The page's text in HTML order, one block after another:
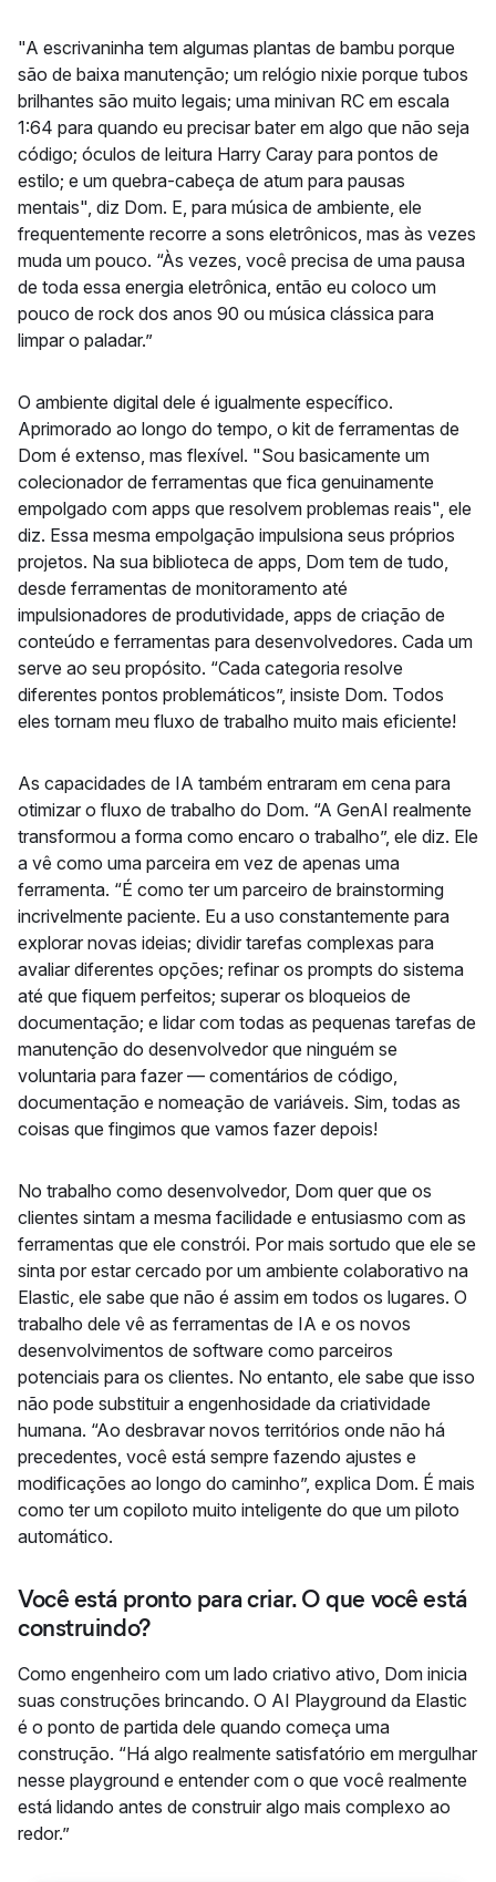
"A escrivaninha tem algumas plantas de bambu porque
são de baixa manutenção; um relógio nixie porque tubos
brilhantes são muito legais; uma minivan RC em escala
1:64 para quando eu precisar bater em algo que não seja
código; óculos de leitura Harry Caray para pontos de
estilo; e um quebra-cabeça de atum para pausas
mentais", diz Dom. E, para música de ambiente, ele
frequentemente recorre a sons eletrônicos, mas às vezes
muda um pouco. “Às vezes, você precisa de uma pausa
de toda essa energia eletrônica, então eu coloco um
pouco de rock dos anos 90 ou música clássica para
limpar o paladar.”
O ambiente digital dele é igualmente específico.
Aprimorado ao longo do tempo, o kit de ferramentas de
Dom é extenso, mas flexível. "Sou basicamente um
colecionador de ferramentas que fica genuinamente
empolgado com apps que resolvem problemas reais", ele
diz. Essa mesma empolgação impulsiona seus próprios
projetos. Na sua biblioteca de apps, Dom tem de tudo,
desde ferramentas de monitoramento até
impulsionadores de produtividade, apps de criação de
conteúdo e ferramentas para desenvolvedores. Cada um
serve ao seu propósito. “Cada categoria resolve
diferentes pontos problemáticos”, insiste Dom. Todos
eles tornam meu fluxo de trabalho muito mais eficiente!
As capacidades de IA também entraram em cena para
otimizar o fluxo de trabalho do Dom. “A GenAI realmente
transformou a forma como encaro o trabalho”, ele diz. Ele
a vê como uma parceira em vez de apenas uma
ferramenta. “É como ter um parceiro de brainstorming
incrivelmente paciente. Eu a uso constantemente para
explorar novas ideias; dividir tarefas complexas para
avaliar diferentes opções; refinar os prompts do sistema
até que fiquem perfeitos; superar os bloqueios de
documentação; e lidar com todas as pequenas tarefas de
manutenção do desenvolvedor que ninguém se
voluntaria para fazer — comentários de código,
documentação e nomeação de variáveis. Sim, todas as
coisas que fingimos que vamos fazer depois!
No trabalho como desenvolvedor, Dom quer que os
clientes sintam a mesma facilidade e entusiasmo com as
ferramentas que ele constrói. Por mais sortudo que ele se
sinta por estar cercado por um ambiente colaborativo na
Elastic, ele sabe que não é assim em todos os lugares. O
trabalho dele vê as ferramentas de IA e os novos
desenvolvimentos de software como parceiros
potenciais para os clientes. No entanto, ele sabe que isso
não pode substituir a engenhosidade da criatividade
humana. “Ao desbravar novos territórios onde não há
precedentes, você está sempre fazendo ajustes e
modificações ao longo do caminho”, explica Dom. É mais
como ter um copiloto muito inteligente do que um piloto
automático.
Você está pronto para criar. O que você está
construindo?
Como engenheiro com um lado criativo ativo, Dom inicia
suas construções brincando. O AI Playground da Elastic
é o ponto de partida dele quando começa uma
construção. “Há algo realmente satisfatório em mergulhar
nesse playground e entender com o que você realmente
está lidando antes de construir algo mais complexo ao
redor.”